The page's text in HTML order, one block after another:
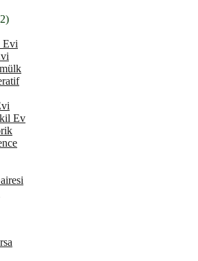
Evi
Ev